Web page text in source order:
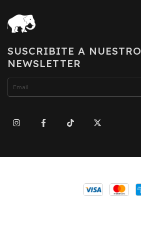
SUSCRIBITE A NUESTRO
NEWSLETTER